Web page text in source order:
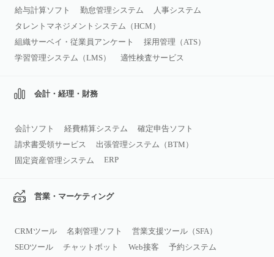
給与計算ソフト 勤怠管理システム
人事システム
タレントマネジメントシステム（HCM）
組織サーベイ・従業員アンケート
採用管理（ATS）
学習管理システム（LMS）
適性検査サービス
会計・経理・財務
会計ソフト 経費精算システム
確定申告ソフト
請求書受領サービス
出張管理システム（BTM）
固定資産管理システム
ERP
営業・マーケティング
CRMツール 名刺管理ソフト
営業支援ツール（SFA）
SEOツール
チャットボット Web接客
予約システム